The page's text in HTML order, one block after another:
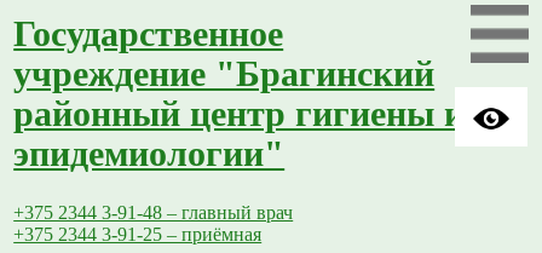
Государственное
учреждение "Брагинский
районный центр гигиены и
эпидемиологии"
+375 2344 3-91-48 – главный врач
+375 2344 3-91-25 – приёмная